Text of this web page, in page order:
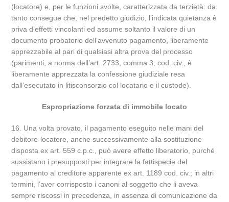
(locatore) e, per le funzioni svolte, caratterizzata da terzietà: da
tanto consegue che, nel predetto giudizio, l’indicata quietanza è
priva d’effetti vincolanti ed assume soltanto il valore di un
documento probatorio dell’avvenuto pagamento, liberamente
apprezzabile al pari di qualsiasi altra prova del processo
(parimenti, a norma dell’art. 2733, comma 3, cod. civ., è
liberamente apprezzata la confessione giudiziale resa
dall’esecutato in litisconsorzio col locatario e il custode).
Espropriazione forzata di immobile locato
16. Una volta provato, il pagamento eseguito nelle mani del
debitore-locatore, anche successivamente alla sostituzione
disposta ex art. 559 c.p.c., può avere effetto liberatorio, purché
sussistano i presupposti per integrare la fattispecie del
pagamento al creditore apparente ex art. 1189 cod. civ.; in altri
termini, l’aver corrisposto i canoni al soggetto che li aveva
sempre riscossi in precedenza, in assenza di comunicazione da